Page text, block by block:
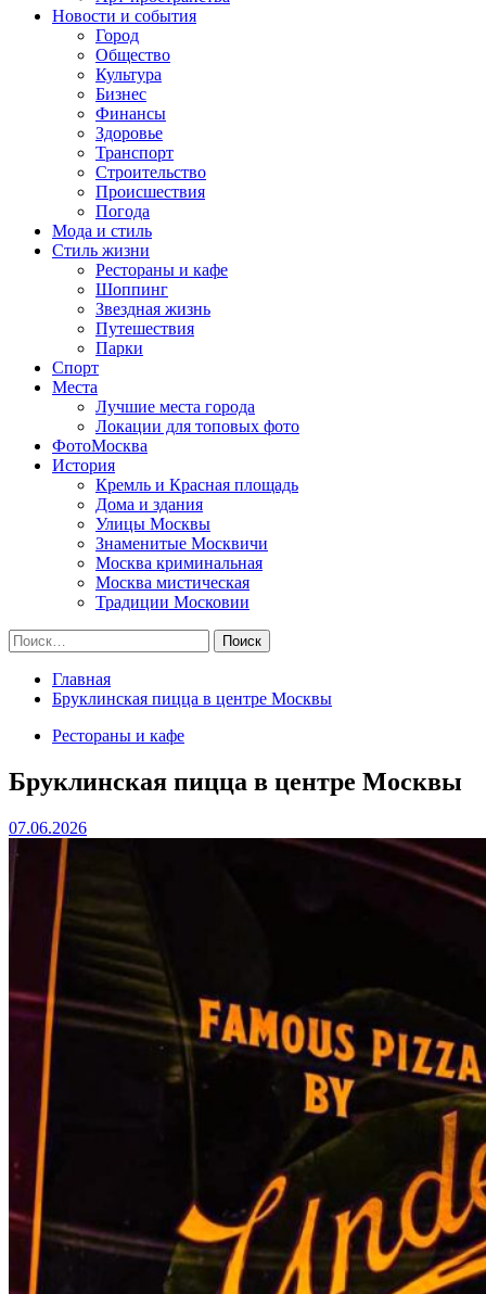
Новости и события
Город
Общество
Культура
Бизнес
Финансы
Здоровье
Транспорт
Строительство
Происшествия
Погода
Мода и стиль
Стиль жизни
Рестораны и кафе
Шоппинг
Звездная жизнь
Путешествия
Парки
Спорт
Места
Лучшие места города
Локации для топовых фото
ФотоМосква
История
Кремль и Красная площадь
Дома и здания
Улицы Москвы
Знаменитые Москвичи
Москва криминальная
Москва мистическая
Традиции Московии
Найти:
Главная
Бруклинская пицца в центре Москвы
Рестораны и кафе
Бруклинская пицца в центре Москвы
07.06.2026